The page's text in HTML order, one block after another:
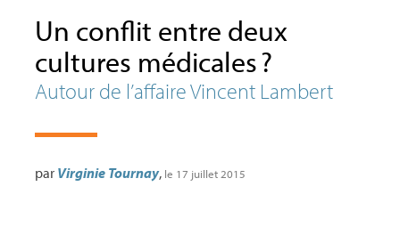
Un conflit entre deux
cultures médicales?
Autour de l’affaire Vincent Lambert
par Virginie Tournay, le 17 juillet 2015